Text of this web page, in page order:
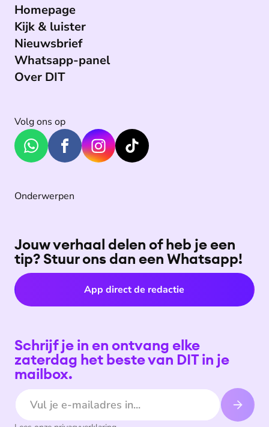
Homepage
Kijk & luister
Nieuwsbrief
Whatsapp-panel
Over DIT
Volg ons op
Onderwerpen
Jouw verhaal delen of heb je een
tip? Stuur ons dan een Whatsapp!
App direct de redactie
Schrijf je in en ontvang elke
zaterdag het beste van DIT in je
mailbox.
E-mailadres